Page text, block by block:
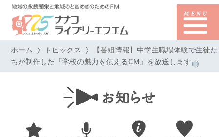
ホーム トピックス 【番組情報】中学生職場体験で生徒た
ちが制作した『学校の魅力を伝えるCM』を放送します